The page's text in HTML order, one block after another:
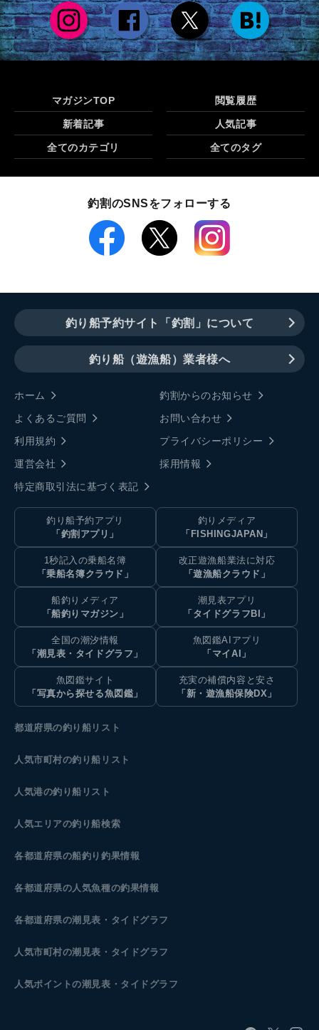
マガジンTOP 閲覧履歴
新着記事 人気記事
全てのカテゴリ 全てのタグ
釣割のSNSをフォローする
釣り船予約サイト「釣割」について
釣り船（遊漁船）業者様へ
ホーム
釣割からのお知らせ
よくあるご質問
お問い合わせ
利用規約
プライバシーポリシー
運営会社
採用情報
特定商取引法に基づく表記
釣り船予約アプリ
「釣割アプリ」
釣りメディア
「FISHINGJAPAN」
1秒記入の乗船名簿
「乗船名簿クラウド」
改正遊漁船業法に対応
「遊漁船クラウド」
船釣りメディア
「船釣りマガジン」
潮見表アプリ
「タイドグラフBI」
全国の潮汐情報
「潮見表・タイドグラフ」
魚図鑑AIアプリ
「マイAI」
魚図鑑サイト
「写真から探せる魚図鑑」
充実の補償内容と安さ
「新・遊漁船保険DX」
都道府県の釣り船リスト
人気市町村の釣り船リスト
人気港の釣り船リスト
人気エリアの釣り船検索
各都道府県の船釣り釣果情報
各都道府県の人気魚種の釣果情報
各都道府県の潮見表 ・タイドグラフ
人気市町村の潮見表・タイドグラフ
人気ポイントの潮見表・タイドグラフ